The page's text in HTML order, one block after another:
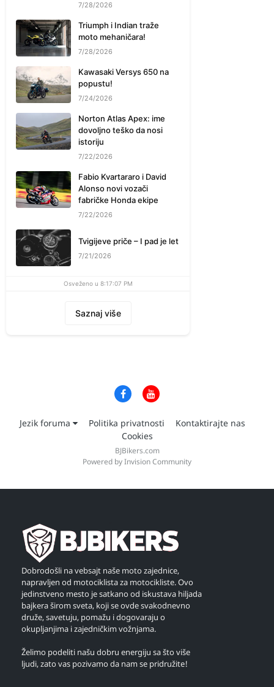
7/28/2026
Triumph i Indian traže
moto mehaničara!
7/28/2026
Kawasaki Versys 650 na
popustu!
7/24/2026
Norton Atlas Apex: ime
dovoljno teško da nosi
istoriju
7/22/2026
Fabio Kvartararo i David
Alonso novi vozači
fabričke Honda ekipe
7/22/2026
Tvigijeve priče – I pad je let
7/21/2026
Osveženo u 8:17:07 PM
Saznaj više
Jezik foruma Politika privatnosti
Kontaktirajte nas
Cookies
BJBikers.com
Powered by Invision Community
Dobrodošli na vebsajt naše moto zajednice,
napravljen od motociklista za motocikliste. Ovo
jedinstveno mesto je satkano od iskustava hiljada
bajkera širom sveta, koji se ovde svakodnevno
druže, savetuju, pomažu i dogovaraju o
okupljanjima i zajedničkim vožnjama.
Želimo podeliti našu dobru energiju sa što više
ljudi, zato vas pozivamo da nam se pridružite!